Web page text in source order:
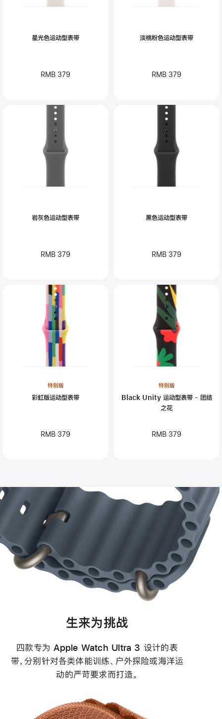
星光色运动型表带
RMB 379
淡桃粉色运动型表带
RMB 379
岩灰色运动型表带
RMB 379
黑色运动型表带
RMB 379
特别版
彩虹版运动型表带
RMB 379
特别版
Black Unity 运动型表带 - 团结
之花
RMB 379
生来为挑战
四款专为 Apple Watch Ultra 3 设计的表
带，分别针对各类体能训练、户外探险或海洋运
动的严苛要求而打造。